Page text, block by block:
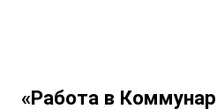
«Работа в